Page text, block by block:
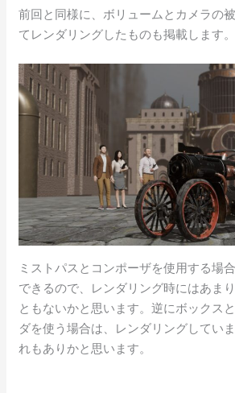
前回と同様に、ボリュームとカメラの
てレンダリングしたものも掲載します。
ミストパスとコンポーザを使用する場
できるので、レンダリング時にはあま
ともないかと思います。逆にボックス
ダを使う場合は、レンダリングしてい
れもありかと思います。